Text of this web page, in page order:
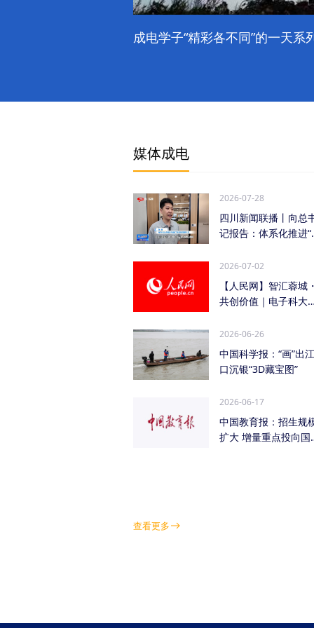
成电学子“精彩各不同”的一天系
媒体成电
2026-07-28
四川新闻联播丨向总
记报告：体系化推进“
2026-07-02
【人民网】智汇蓉城
共创价值｜电子科大
2026-06-26
中国科学报：“画”出江
口沉银“3D藏宝图”
2026-06-17
中国教育报：招生规
扩大 增量重点投向国
查看更多